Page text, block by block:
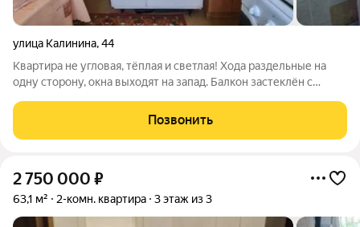
улица Калинина,44
Квартира не угловая, тёплая и светлая! Хода раздельные на
одну сторону, окна выходят на запад. Балкон застеклён с
школа, хорошая детская площадка! Новая придомовая
территория! Состояние простое,
Позвонить
2 750 000 ₽
63,1 м² 2-комн. квартира 3 этаж из 3